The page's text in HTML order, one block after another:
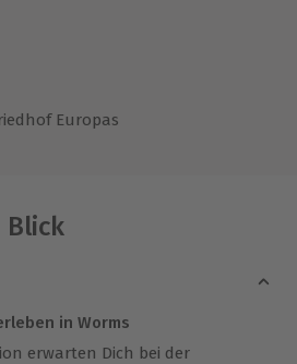
Europas
Blick
in Worms
erwarten Dich bei der